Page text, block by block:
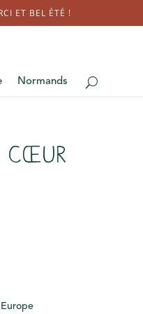
ET BEL ÉTÉ !
Normands
cœur